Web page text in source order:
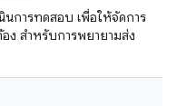
นการทดสอบ เพื่อให้จัดการ
ง สำหรับการพยายามส่ง